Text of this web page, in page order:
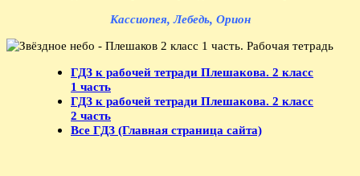
Кассиопея, Лебедь, Орион
ГДЗ к рабочей тетради Плешакова. 2 класс
1 часть
ГДЗ к рабочей тетради Плешакова. 2 класс
2 часть
Все ГДЗ (Главная страница сайта)